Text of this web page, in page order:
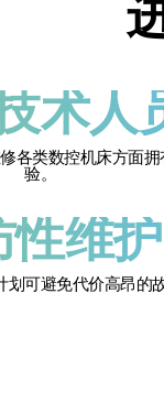
术人
各类数控机床方面拥
验。
性维护
划可避免代价高昂的故